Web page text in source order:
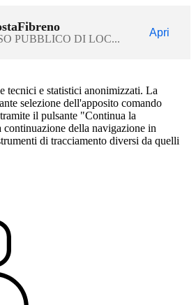
PUBBLICO DI LOC...
Apri
tecnici e statistici anonimizzati. La
selezione dell'apposito comando
il pulsante "Continua la
della navigazione in
di tracciamento diversi da quelli